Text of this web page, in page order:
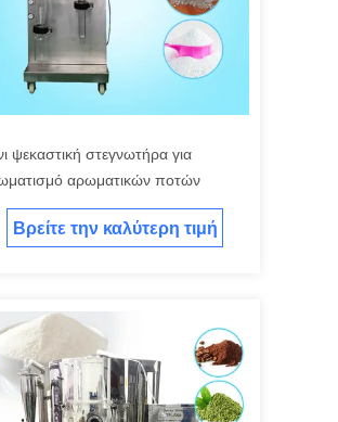
ψεκαστική στεγνωτήρα για
αρωματικών ποτών
Βρείτε την καλύτερη τιμή